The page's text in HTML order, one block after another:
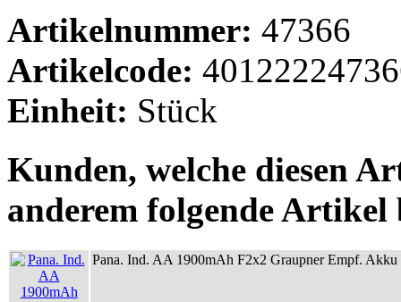
Artikelnummer: 47366
Artikelcode:
Einheit: Stück
Kunden, welche diesen
anderem folgende Artikel
Pana. Ind. AA 1900mAh F2x2 Graupner Empf. Akku